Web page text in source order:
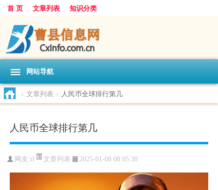
首 页 文章列表 知识分类
网站导航
> 文章列表 > 人民币全球排行第几
人民币全球排行第几
网友:rl 文章列表 2025-01-08 08:05:38